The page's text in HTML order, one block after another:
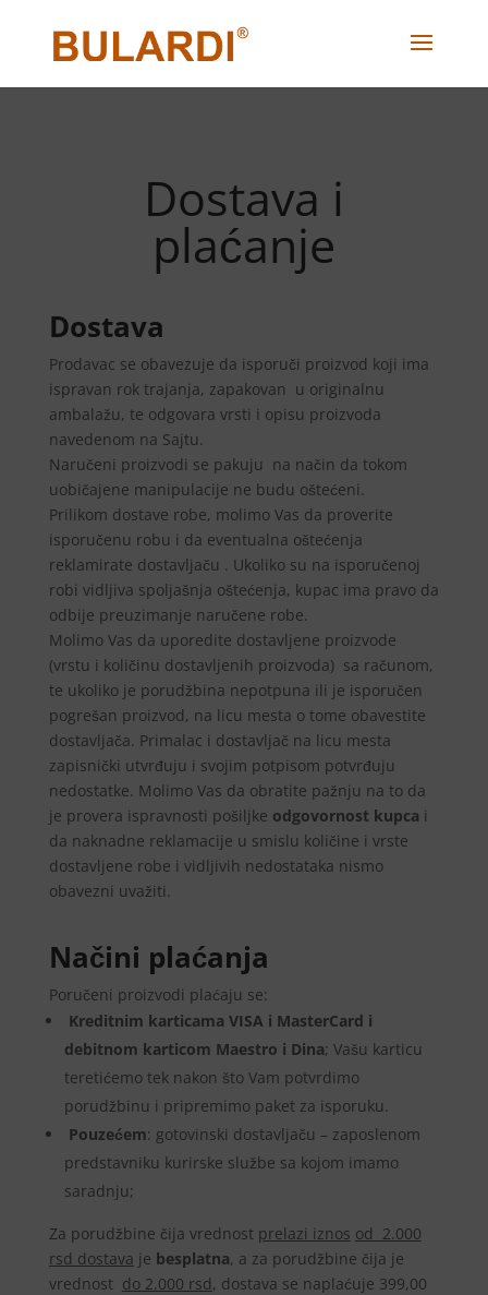
Dostava i
plaćanje
Dostava
Prodavac se obavezuje da isporuči proizvod koji ima
ispravan rok trajanja, zapakovan u originalnu
ambalažu, te odgovara vrsti i opisu proizvoda
navedenom na Sajtu.
Naručeni proizvodi se pakuju na način da tokom
uobičajene manipulacije ne budu oštećeni.
Prilikom dostave robe, molimo Vas da proverite
isporučenu robu i da eventualna oštećenja
reklamirate dostavljaču . Ukoliko su na isporučenoj
robi vidljiva spoljašnja oštećenja, kupac ima pravo da
odbije preuzimanje naručene robe.
Molimo Vas da uporedite dostavljene proizvode
(vrstu i količinu dostavljenih proizvoda) sa računom,
te ukoliko je porudžbina nepotpuna ili je isporučen
pogrešan proizvod, na licu mesta o tome obavestite
dostavljača. Primalac i dostavljač na licu mesta
zapisnički utvrđuju i svojim potpisom potvrđuju
nedostatke. Molimo Vas da obratite pažnju na to da
je provera ispravnosti pošiljke odgovornost kupca i
da naknadne reklamacije u smislu količine i vrste
dostavljene robe i vidljivih nedostataka nismo
obavezni uvažiti.
Načini plaćanja
Poručeni proizvodi plaćaju se:
Kreditnim karticama VISA i MasterCard i
debitnom karticom Maestro i Dina; Vašu karticu
teretićemo tek nakon što Vam potvrdimo
porudžbinu i pripremimo paket za isporuku.
Pouzećem: gotovinski dostavljaču – zaposlenom
predstavniku kurirske službe sa kojom imamo
saradnju;
Za porudžbine čija vrednost prelazi iznos od 2.000
rsd dostava je besplatna, a za porudžbine čija je
vrednost do 2.000 rsd, dostava se naplaćuje 399,00